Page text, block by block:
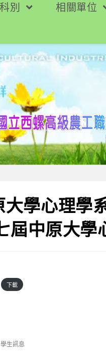
別 相關單位
大學心理學
屆中原大學
下載
學生訊息